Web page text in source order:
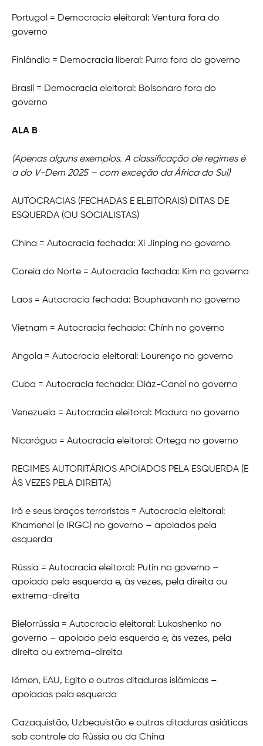
Portugal = Democracia eleitoral: Ventura fora do
governo
Finlândia = Democracia liberal: Purra fora do governo
Brasil = Democracia eleitoral: Bolsonaro fora do
governo
ALA B
(Apenas alguns exemplos. A classificação de regimes é
a do V-Dem 2025 – com exceção da África do Sul)
AUTOCRACIAS (FECHADAS E ELEITORAIS) DITAS DE
ESQUERDA (OU SOCIALISTAS)
China = Autocracia fechada: Xi Jinping no governo
Coreia do Norte = Autocracia fechada: Kim no governo
Laos = Autocracia fechada: Bouphavanh no governo
Vietnam = Autocracia fechada: Chính no governo
Angola = Autocracia eleitoral: Lourenço no governo
Cuba = Autocracia fechada: Diáz-Canel no governo
Venezuela = Autocracia eleitoral: Maduro no governo
Nicarágua = Autocracia eleitoral: Ortega no governo
REGIMES AUTORITÁRIOS APOIADOS PELA ESQUERDA (E
ÀS VEZES PELA DIREITA)
Irã e seus braços terroristas = Autocracia eleitoral:
Khamenei (e IRGC) no governo – apoiados pela
esquerda
Rússia = Autocracia eleitoral: Putin no governo –
apoiado pela esquerda e, às vezes, pela direita ou
extrema-direita
Bielorrússia = Autocracia eleitoral: Lukashenko no
governo – apoiado pela esquerda e, às vezes, pela
direita ou extrema-direita
Iêmen, EAU, Egito e outras ditaduras islâmicas –
apoiadas pela esquerda
Cazaquistão, Uzbequistão e outras ditaduras asiáticas
sob controle da Rússia ou da China